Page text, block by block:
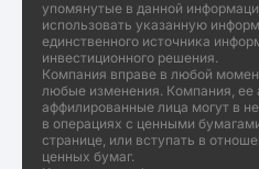
упомянутые в данной
использовать указанную
единственного источника
инвестиционного решения.
Компания вправе в любой
любые изменения. Компания, ее
аффилированные лица могут в
в операциях с ценными
странице, или вступать в
ценных бумаг.